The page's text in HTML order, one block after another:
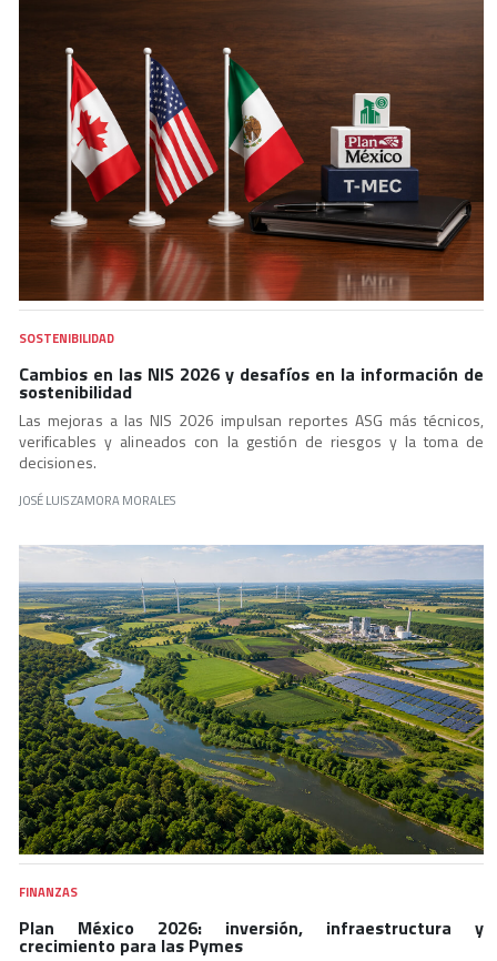
SOSTENIBILIDAD
Cambios en las NIS 2026 y desafíos en la información de
sostenibilidad
Las mejoras a las NIS 2026 impulsan reportes ASG más técnicos,
verificables y alineados con la gestión de riesgos y la toma de
decisiones.
JOSÉ LUIS ZAMORA MORALES
FINANZAS
Plan México 2026: inversión, infraestructura y
crecimiento para las Pymes